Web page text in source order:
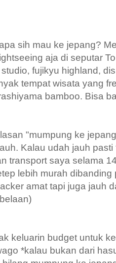
sih mau ke jepang?
aja di seputar
fujikyu highland,
tempat wisata yang
bamboo. Bisa
"mumpung ke
Kalau udah jauh
transport saya selama
lebih murah dibanding
amat tapi juga jauh
keluarin budget untuk
*kalau bukan dari